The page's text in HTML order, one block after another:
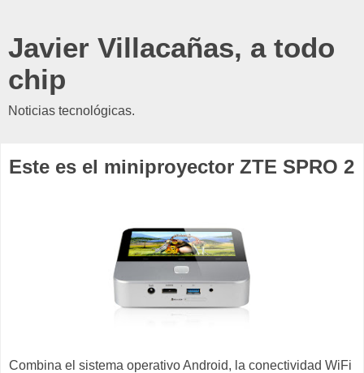
Javier Villacañas, a todo
chip
Noticias tecnológicas.
Este es el miniproyector ZTE SPRO 2
Combina el sistema operativo Android, la conectividad WiFi